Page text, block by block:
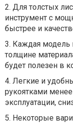
2. Для толстых
инструмент с
быстрее и
3. Каждая модель
толщине
будет полезен в
4. Легкие и
рукоятками
эксплуатации,
5. Некоторые